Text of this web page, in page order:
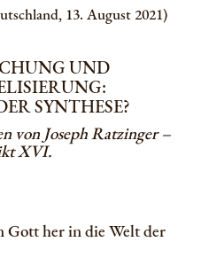
13. August 2021)
UND
SYNTHESE?
von Joseph Ratzinger –
XVI.
Gott her in die Welt der